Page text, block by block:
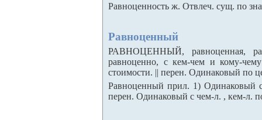
Равноценность ж. Отвлеч. сущ. по
Равноценный
РАВНОЦЕННЫЙ, равноценная,
равноценно, с кем-чем и кому-
стоимости. || перен. Одинаковый по
Равноценный прил. 1) Одинаковый
перен. Одинаковый с чем-л. , кем-л.